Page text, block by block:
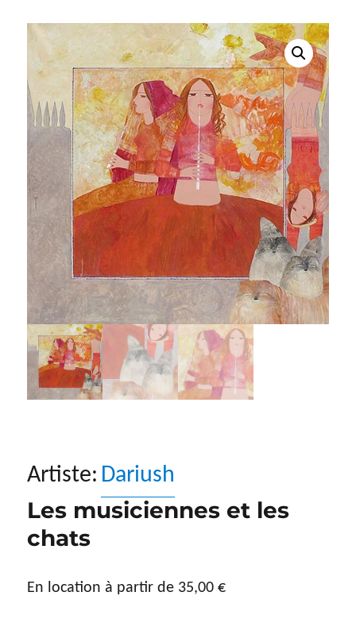
Artiste: Dariush
Les musiciennes et les
chats
En location à partir de 35,00€